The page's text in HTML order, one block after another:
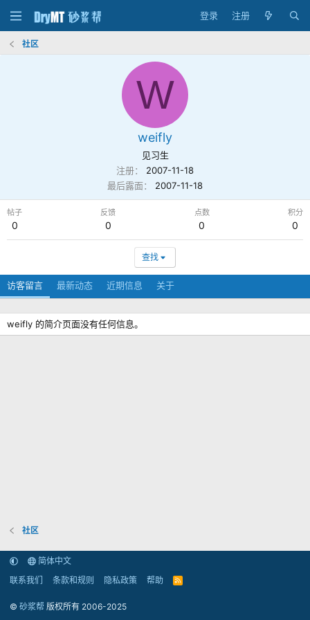
登录 注册
社区
W
weifly
见习生
注册
2007-11-18
最后露面
2007-11-18
帖子
0
反馈
0
点数
0
积分
0
查找
访客留言 最新动态 近期信息 关于
weifly 的简介页面没有任何信息。
社区
简体中文
联系我们
条款和规则 隐私政策 帮助
R
© 砂浆帮 版权所有 2006-2025